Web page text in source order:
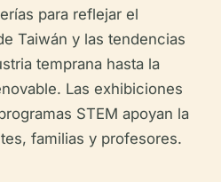
para reflejar el
Taiwán y las tendencias
temprana hasta la
Las exhibiciones
STEM apoyan la
familias y profesores.